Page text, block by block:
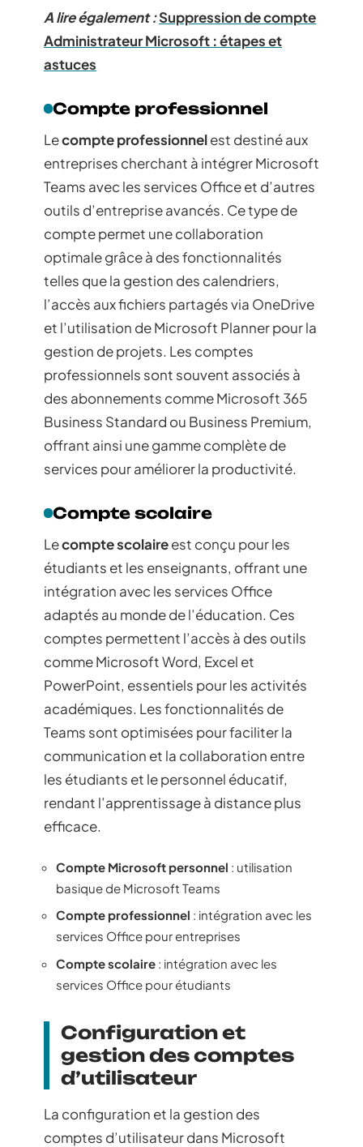
A lire également :Suppression de compte
Administrateur Microsoft : étapes et
astuces
Compte professionnel
Lecompte professionnelest destiné aux
entreprises cherchant à intégrer Microsoft
Teams avec les services Office et d’autres
outils d’entreprise avancés. Ce type de
compte permet une collaboration
optimale grâce à des fonctionnalités
telles que la gestion des calendriers,
l’accès aux fichiers partagés via OneDrive
et l’utilisation de Microsoft Planner pour la
gestion de projets. Les comptes
professionnels sont souvent associés à
des abonnements comme Microsoft 365
Business Standard ou Business Premium,
offrant ainsi une gamme complète de
services pour améliorer la productivité.
Compte scolaire
Lecompte scolaireest conçu pour les
étudiants et les enseignants, offrant une
intégration avec les services Office
adaptés au monde de l’éducation. Ces
comptes permettent l’accès à des outils
comme Microsoft Word, Excel et
PowerPoint, essentiels pour les activités
académiques. Les fonctionnalités de
Teams sont optimisées pour faciliter la
communication et la collaboration entre
les étudiants et le personnel éducatif,
rendant l’apprentissage à distance plus
efficace.
Compte Microsoft personnel : utilisation
basique de Microsoft Teams
Compte professionnel : intégration avec les
services Office pour entreprises
Compte scolaire : intégration avec les
services Office pour étudiants
Configuration et
gestion des comptes
d’utilisateur
La configuration et la gestion des
comptes d’utilisateur dans Microsoft